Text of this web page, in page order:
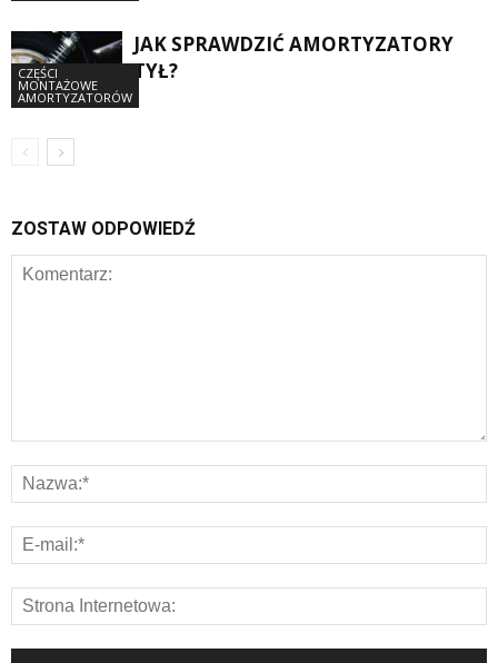
CZĘŚCI
MONTAŻOWE
AMORTYZATORÓW
JAK SPRAWDZIĆ AMORTYZATORY
TYŁ?
ZOSTAW ODPOWIEDŹ